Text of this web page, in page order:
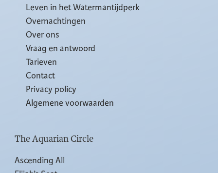
Leven in het Watermantijdperk
Overnachtingen
Over ons
Vraag en antwoord
Tarieven
Contact
Privacy policy
Algemene voorwaarden
The Aquarian Circle
Ascending All